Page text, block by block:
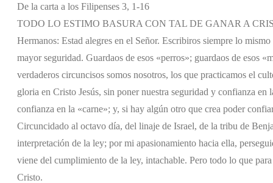
De la carta a los Filipenses 3, 1-16
TODO LO ESTIMO BASURA CON TAL DE GANAR A
Hermanos: Estad alegres en el Señor. Escribiros siempre lo
mayor seguridad. Guardaos de esos «perros»; guardaos de esos
verdaderos circuncisos somos nosotros, los que practicamos el
gloria en Cristo Jesús, sin poner nuestra seguridad y confianza
confianza en la «carne»; y, si hay algún otro que crea poder
Circuncidado al octavo día, del linaje de Israel, de la tribu de
interpretación de la ley; por mi apasionamiento hacia ella,
viene del cumplimiento de la ley, intachable. Pero todo lo que
Cristo.